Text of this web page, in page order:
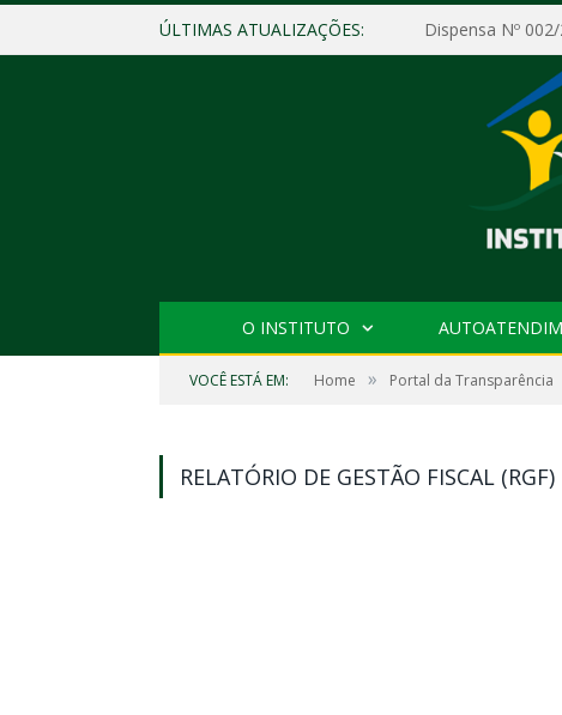
ÚLTIMAS ATUALIZAÇÕES:
O INSTITUTO
VOCÊ ESTÁ EM: Home » Portal da Transparência
RELATÓRIO DE GESTÃO FISCAL (RGF)